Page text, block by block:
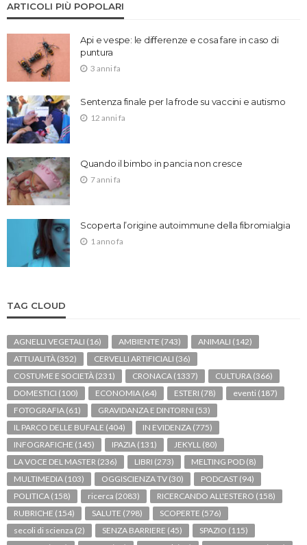
ARTICOLI PIÙ POPOLARI
Api e vespe: le differenze e cosa fare in caso di
puntura
3 anni fa
Sentenza finale per la frode su vaccini e autismo
12 anni fa
Quando il bimbo in pancia non cresce
7 anni fa
Scoperta l’origine autoimmune della fibromialgia
1 anno fa
TAG CLOUD
AGNELLI VEGETALI (16) AMBIENTE (743) ANIMALI (142)
ATTUALITÀ (352) CERVELLI ARTIFICIALI (36)
COSTUME E SOCIETÀ (231) CRONACA (1337) CULTURA (366)
DOMESTICI (100) ECONOMIA (64) ESTERI (78) eventi (187)
FOTOGRAFIA (61) GRAVIDANZA E DINTORNI (53)
IL PARCO DELLE BUFALE (404) IN EVIDENZA (775)
INFOGRAFICHE (145) IPAZIA (131) JEKYLL (80)
LA VOCE DEL MASTER (236) LIBRI (273) MELTING POD (8)
MULTIMEDIA (103) OGGISCIENZA TV (30) PODCAST (94)
POLITICA (158) ricerca (2083) RICERCANDO ALL'ESTERO (158)
RUBRICHE (154) SALUTE (798) SCOPERTE (576)
secoli di scienza (2) SENZA BARRIERE (45) SPAZIO (115)